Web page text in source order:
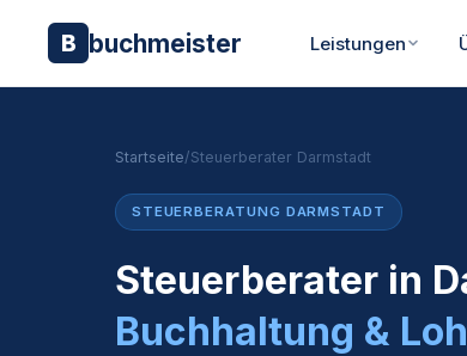
B buchmeister Leistungen
Startseite/Steuerberater Darmstadt
STEUERBERATUNG DARMSTADT
Steuerberater in
Buchhaltung &